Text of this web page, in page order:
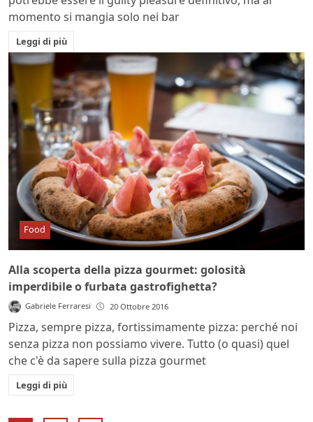
momento si mangia solo nei bar
Leggi di più
Food
Alla scoperta della pizza gourmet: golosità
imperdibile o furbata gastrofighetta?
Gabriele Ferraresi 20 Ottobre 2016
Pizza, sempre pizza, fortissimamente pizza: perché noi
senza pizza non possiamo vivere. Tutto (o quasi) quel
che c'è da sapere sulla pizza gourmet
Leggi di più